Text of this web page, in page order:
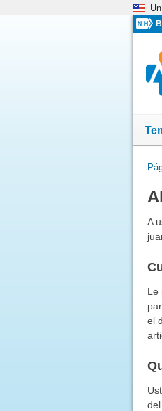
A
Le
el